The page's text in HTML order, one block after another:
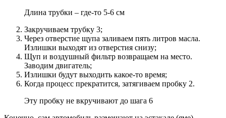
Длина трубки – где-то 5-6 см
Закручиваем трубку 3;
Через отверстие щупа заливаем пять литров масла.
Излишки выходят из отверстия снизу;
Щуп и воздушный фильтр возвращаем на место.
Заводим двигатель;
Излишки будут выходить какое-то время;
Когда процесс прекратится, затягиваем пробку 2.
Эту пробку не вкручивают до шага 6